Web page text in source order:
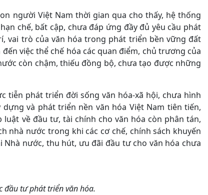
người Việt Nam thời gian qua cho thấy, hệ thống
chế, bất cập, chưa đáp ứng đầy đủ yêu cầu phát
vai trò của văn hóa trong phát triển bền vững đất
việc thể chế hóa các quan điểm, chủ trương của
còn chậm, thiếu đồng bộ, chưa tạo được những
tiễn phát triển đời sống văn hóa-xã hội, chưa hình
và phát triển nền văn hóa Việt Nam tiên tiến,
luật về đầu tư, tài chính cho văn hóa còn phân tán,
nhà nước trong khi các cơ chế, chính sách khuyến
nước, thu hút, ưu đãi đầu tư cho văn hóa chưa
đầu tư phát triển văn hóa.